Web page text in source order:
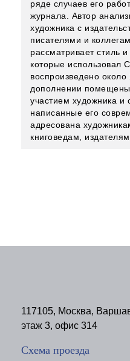
ряде случаев его
журнала. Автор
художника с
писателями и
рассматривает стиль
которые использовал
воспроизведено около
дополнении помещены
участием художника и
написанные его
адресована
книговедам,
117105, Москва,
этаж 3, офис 314
Схема проезда